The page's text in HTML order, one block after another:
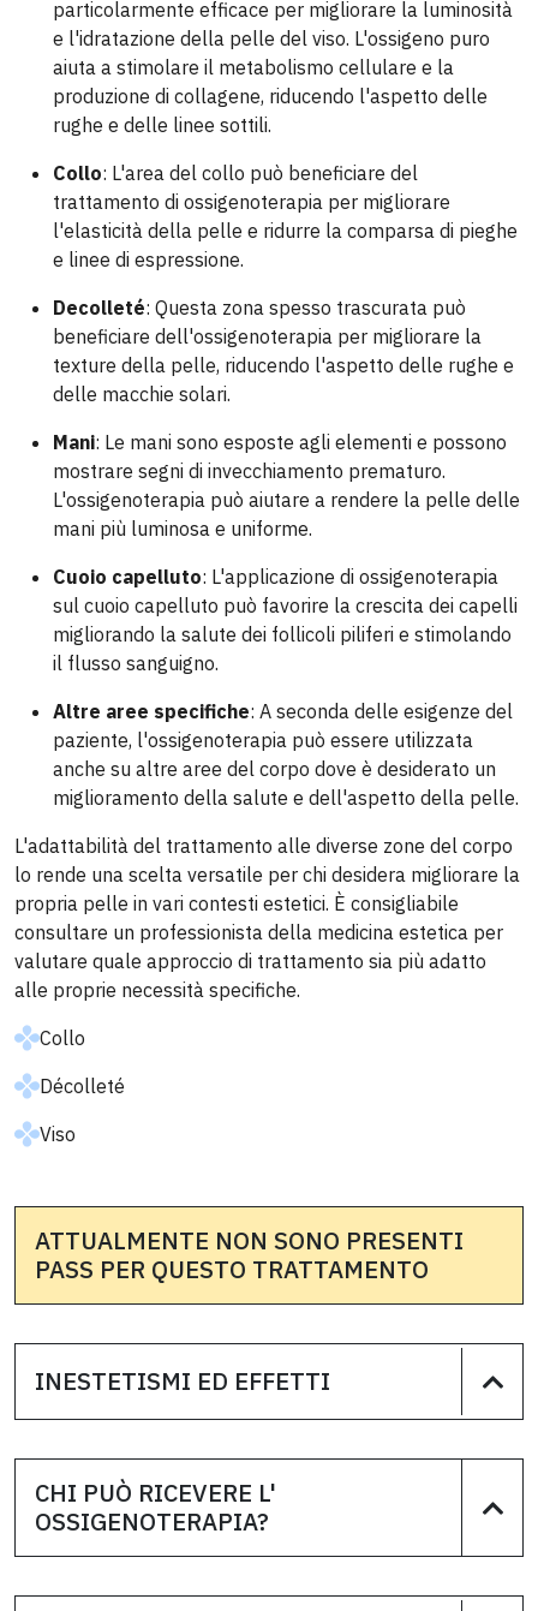
particolarmente efficace per migliorare la luminosità
e l'idratazione della pelle del viso. L'ossigeno puro
aiuta a stimolare il metabolismo cellulare e la
produzione di collagene, riducendo l'aspetto delle
rughe e delle linee sottili.
Collo: L'area del collo può beneficiare del
trattamento di ossigenoterapia per migliorare
l'elasticità della pelle e ridurre la comparsa di pieghe
e linee di espressione.
Decolleté: Questa zona spesso trascurata può
beneficiare dell'ossigenoterapia per migliorare la
texture della pelle, riducendo l'aspetto delle rughe e
delle macchie solari.
Mani: Le mani sono esposte agli elementi e possono
mostrare segni di invecchiamento prematuro.
L'ossigenoterapia può aiutare a rendere la pelle delle
mani più luminosa e uniforme.
Cuoio capelluto: L'applicazione di ossigenoterapia
sul cuoio capelluto può favorire la crescita dei capelli
migliorando la salute dei follicoli piliferi e stimolando
il flusso sanguigno.
Altre aree specifiche: A seconda delle esigenze del
paziente, l'ossigenoterapia può essere utilizzata
anche su altre aree del corpo dove è desiderato un
miglioramento della salute e dell'aspetto della pelle.
L'adattabilità del trattamento alle diverse zone del corpo
lo rende una scelta versatile per chi desidera migliorare la
propria pelle in vari contesti estetici. È consigliabile
consultare un professionista della medicina estetica per
valutare quale approccio di trattamento sia più adatto
alle proprie necessità specifiche.
Collo
Décolleté
Viso
INESTETISMI ED EFFETTI
CHI PUÒ RICEVERE L'
OSSIGENOTERAPIA?
ATTUALMENTE NON SONO PRESENTI
PASS PER QUESTO TRATTAMENTO